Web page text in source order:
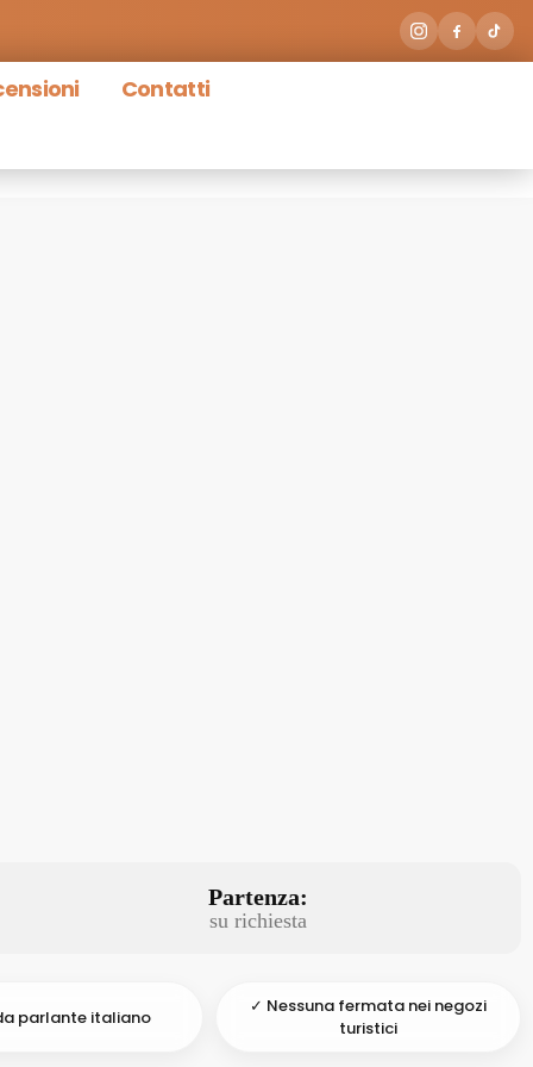
Contatti
Partenza:
su richiesta
parlante italiano
✓ Nessuna fermata nei negozi
turistici